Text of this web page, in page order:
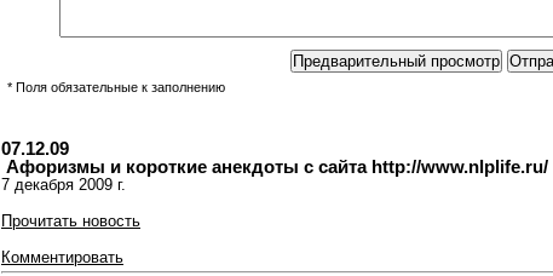
* Поля обязательные к заполнению
07.12.09
Афоризмы и короткие анекдоты с сайта http://www.nlplife.ru/
7 декабря 2009 г.
Прочитать новость
Комментировать